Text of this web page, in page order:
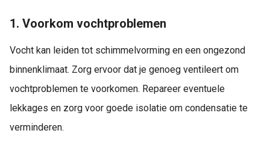
1. Voorkom vochtproblemen
Vocht kan leiden tot schimmelvorming en een ongezond
binnenklimaat. Zorg ervoor dat je genoeg ventileert om
vochtproblemen te voorkomen. Repareer eventuele
lekkages en zorg voor goede isolatie om condensatie te
verminderen.